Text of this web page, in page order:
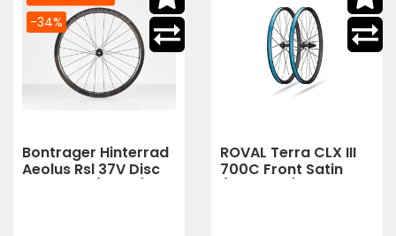
Bontrager Hinterrad
Aeolus Rsl 37V Disc
-34%
ROVAL Terra CLX III
700C Front Satin